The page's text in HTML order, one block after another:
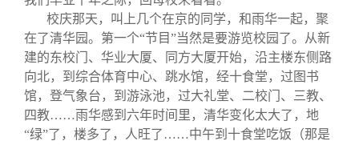
校庆那天，叫上几个在京的同学，和雨华一起，聚
在了清华园。第一个“节目”当然是要游览校园了。从新
建的东校门、华业大厦、同方大厦开始，沿主楼东侧路
向北，到综合体育中心、跳水馆，经十食堂，过图书
馆，登气象台，到游泳池，过大礼堂、二校门、三教、
四教……雨华感到六年时间里，清华变化太大了，地
“绿”了，楼多了，人旺了……中午到十食堂吃饭（那是